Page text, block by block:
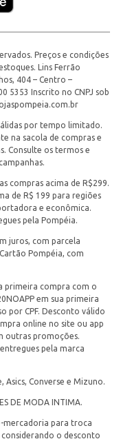
Preços e condições
Lins Ferrão
404 – Centro –
5353 Inscrito no CNPJ sob
por tempo limitado.
na sacola de compras e
Consulte os termos e
compras acima de R$299.
de R$ 199 para regiões
e econômica.
pela Pompéia.
juros, com parcela
Pompéia, com
primeira compra com o
em sua primeira
por CPF. Desconto válido
online no site ou app
outras promoções.
pela marca
Asics, Converse e Mizuno.
DE MODA INTIMA.
mercadoria para troca
o desconto